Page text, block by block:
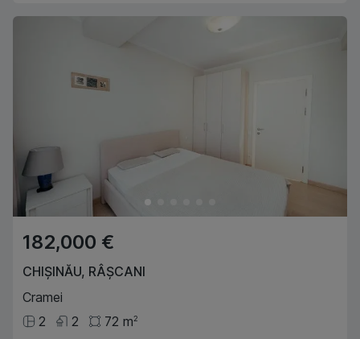
182,000 €
CHIȘINĂU, RÂȘCANI
Cramei
2
2 72 m2